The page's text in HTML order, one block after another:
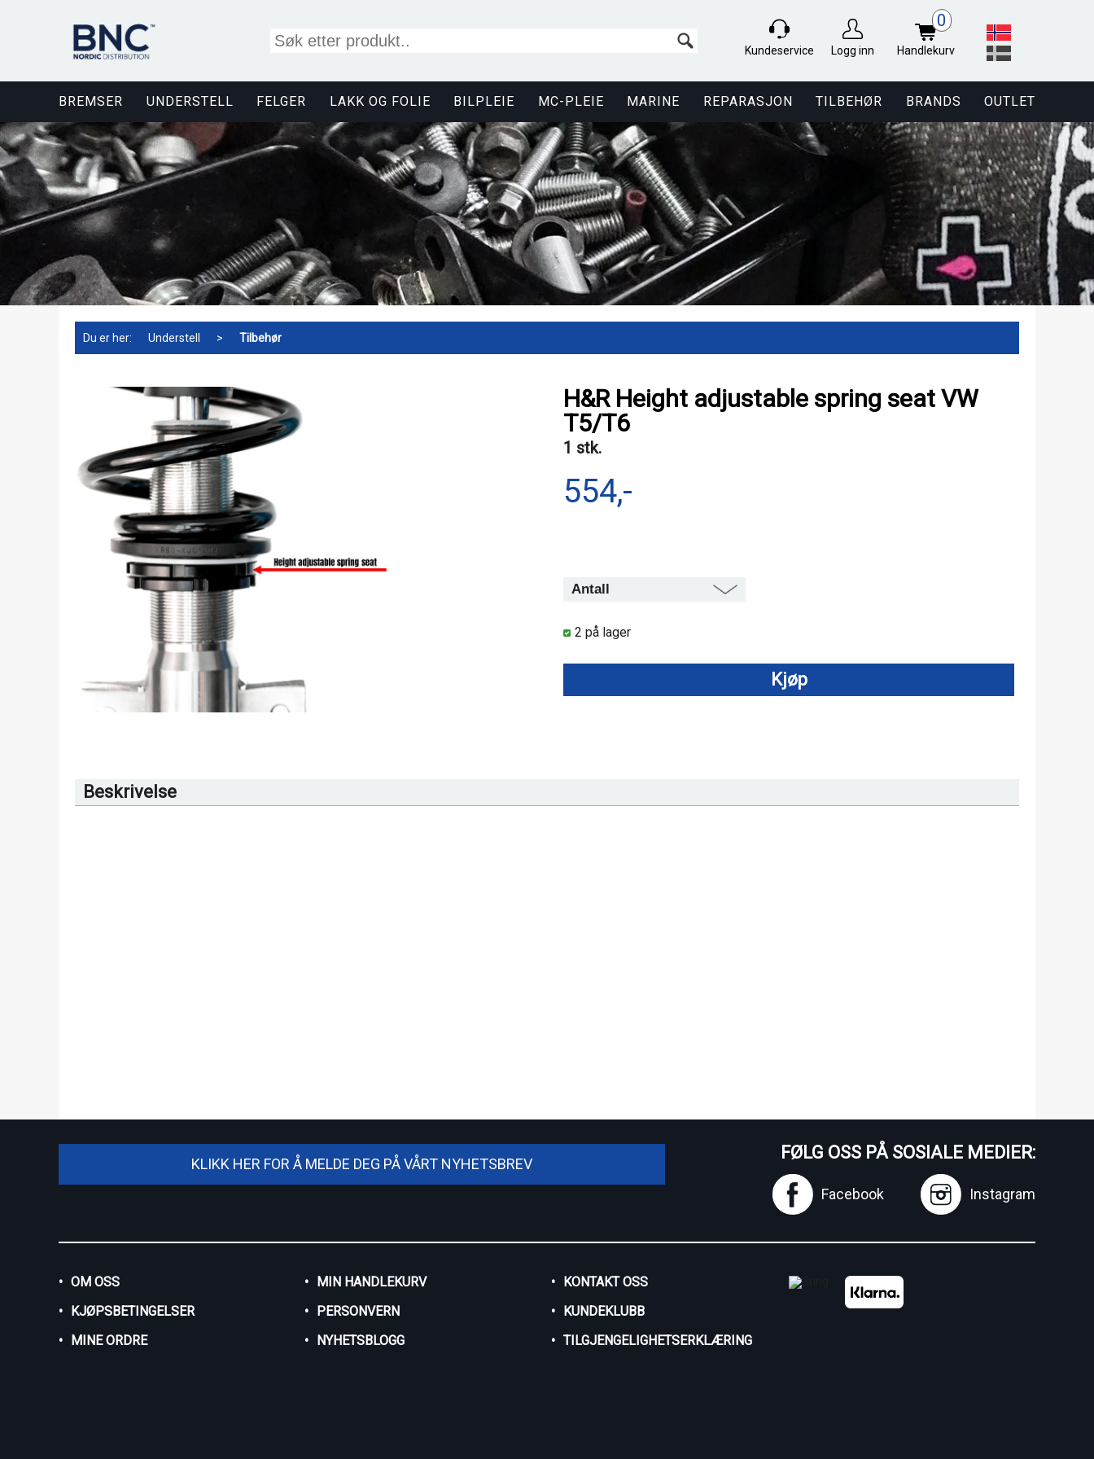
Kundeservice Logg inn
0
Handlekurv
BREMSER UNDERSTELL FELGER LAKK OG FOLIE BILPLEIE MC-PLEIE MARINE REPARASJON TILBEHØR BRANDS OUTLET
Du er her: Understell > Tilbehør
H&R Height adjustable spring seat VW
T5/T6
1 stk.
554,-
2 på lager
Kjøp
Beskrivelse
KLIKK HER FOR Å MELDE DEG PÅ VÅRT NYHETSBREV
FØLG OSS PÅ SOSIALE MEDIER:
Facebook Instagram
OM OSS
KJØPSBETINGELSER
MINE ORDRE
MIN HANDLEKURV
PERSONVERN
NYHETSBLOGG
KONTAKT OSS
KUNDEKLUBB
TILGJENGELIGHETSERKLÆRING